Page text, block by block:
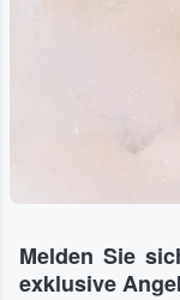
Melden Sie
exklusive